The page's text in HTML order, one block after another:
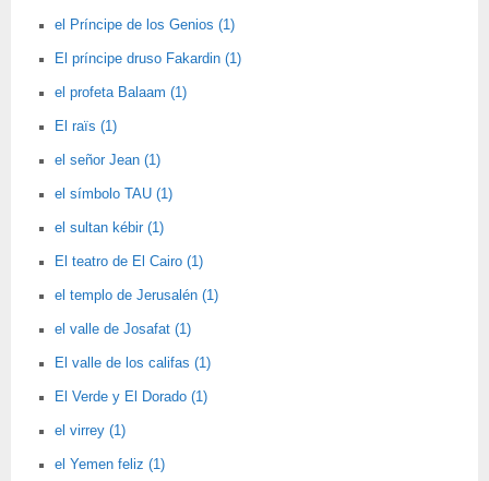
el Príncipe de los Genios (1)
El príncipe druso Fakardin (1)
el profeta Balaam (1)
El raïs (1)
el señor Jean (1)
el símbolo TAU (1)
el sultan kébir (1)
El teatro de El Cairo (1)
el templo de Jerusalén (1)
el valle de Josafat (1)
El valle de los califas (1)
El Verde y El Dorado (1)
el virrey (1)
el Yemen feliz (1)